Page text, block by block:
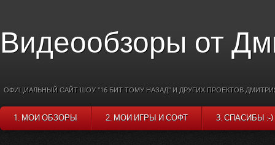
Видеообзоры от
ОФИЦИАЛЬНЫЙ САЙТ ШОУ "16 БИТ ТОМУ НАЗАД" И ДРУГИХ ПРОЕКТОВ
1. МОИ ОБЗОРЫ 2. МОИ ИГРЫ И СОФТ 3. СПАСИБЫ :-)